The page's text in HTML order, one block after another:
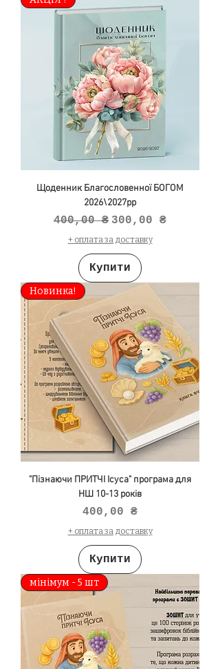
Щоденник Благословенної БОГОМ
2026\2027рр
Звичайна ціна
400,00 ₴ За розпродажем
300,00 ₴
+ оплата за доставку
Купити
Новинка!
"Пізнаючи ПРИТЧІ Ісуса" програма для
НШ 10-13 років
Ціна
400,00 ₴
+ оплата за доставку
Купити
мінімум - 5 шт